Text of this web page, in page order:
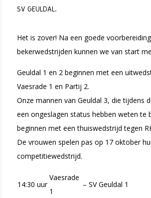
SV GEULDAL.
Het is zover! Na een goede
bekerwedstrijden kunnen we van start
Geuldal 1 en 2 beginnen met een
Vaesrade 1 en Partij 2.
Onze mannen van Geuldal 3, die tijdens
een ongeslagen status hebben weten te
beginnen met een thuiswedstrijd tegen
De vrouwen spelen pas op 17 oktober
competitiewedstrijd.
14:30 uur
Vaesrade
1
– SV Geuldal 1